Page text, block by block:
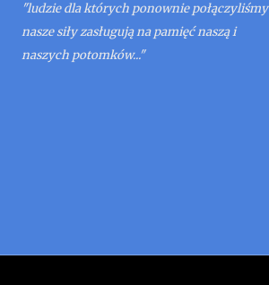
"ludzie dla których ponownie połączyliśmy
nasze siły zasługują na pamięć naszą i
naszych potomków..."